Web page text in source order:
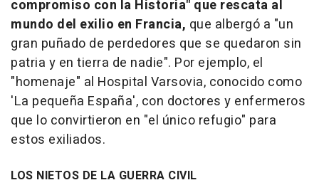
compromiso con la Historia" que rescata al
mundo del exilio en Francia, que albergó a "un
gran puñado de perdedores que se quedaron sin
patria y en tierra de nadie". Por ejemplo, el
"homenaje" al Hospital Varsovia, conocido como
'La pequeña España', con doctores y enfermeros
que lo convirtieron en "el único refugio" para
estos exiliados.
LOS NIETOS DE LA GUERRA CIVIL